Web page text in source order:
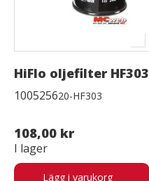
HiFlo oljefilter HF303
100525620-HF303
108,00 kr
I lager
Lägg i varukorg